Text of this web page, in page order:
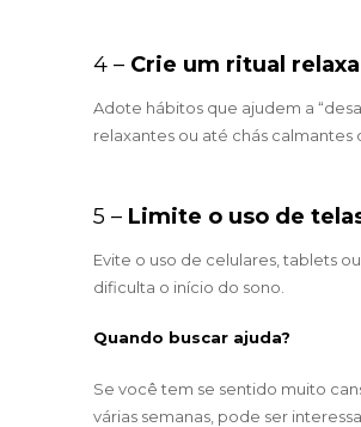
4 – Crie um ritual
Adote hábitos que ajudem a
relaxantes ou até chás
5 – Limite o uso de
Evite o uso de celulares, tablets
dificulta o início do sono.
Quando buscar ajuda?
Se você tem se sentido muito
várias semanas, pode ser